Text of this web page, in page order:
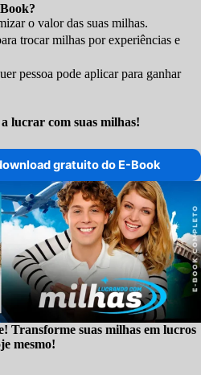
o valor das suas milhas.
trocar milhas por experiências e
pessoa pode aplicar para ganhar
lucrar com suas milhas!
gratuito do E-Book
Transforme suas milhas em lucros
mesmo!